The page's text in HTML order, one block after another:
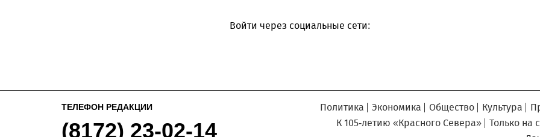
Войти через социальные сети:
ТЕЛЕФОН РЕДАКЦИИ
(8172) 23-02-14
Политика Экономика Общество Культура
К 105-летию «Красного Севера»
Только на